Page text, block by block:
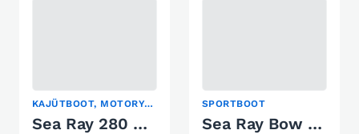
KAJÜTBOOT, MOTORYACHT, SPORTBOOT
Sea Ray 280 SunSport
SPORTBOOT
Sea Ray Bow Rider Cb 180